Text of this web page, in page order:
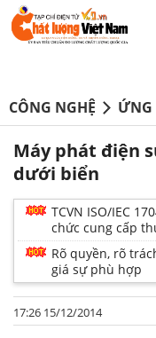
CÔNG NGHỆ ỨNG
Máy phát điện
dưới biển
TCVN ISO/IEC
chức cung cấp
Rõ quyền, rõ
giá sự phù hợp
17:26 15/12/2014